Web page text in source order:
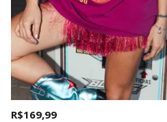
R$ 169,99